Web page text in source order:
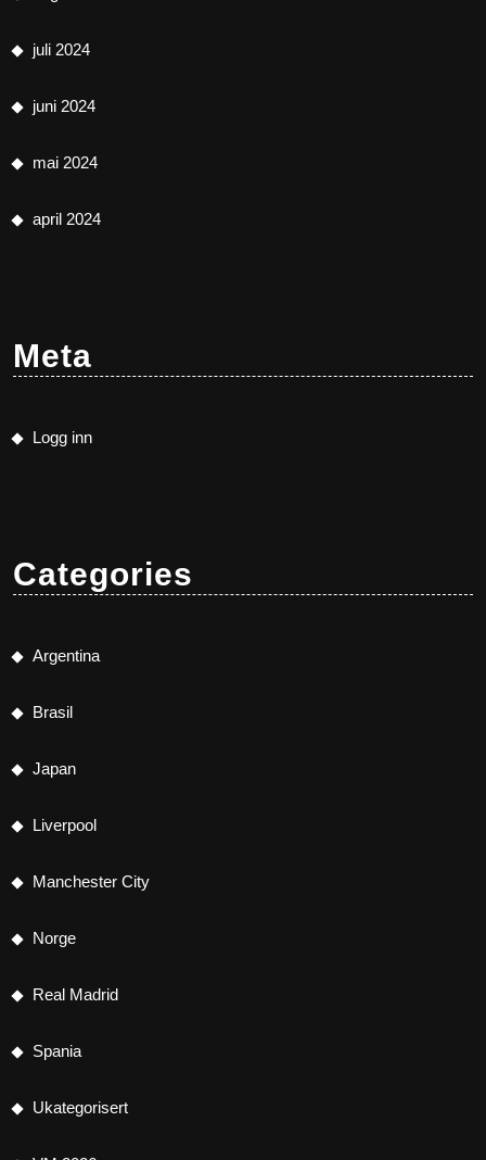
juli 2024
juni 2024
mai 2024
april 2024
Meta
Logg inn
Categories
Argentina
Brasil
Japan
Liverpool
Manchester City
Norge
Real Madrid
Spania
Ukategorisert